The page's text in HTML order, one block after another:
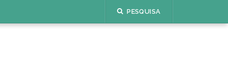
PESQUISA